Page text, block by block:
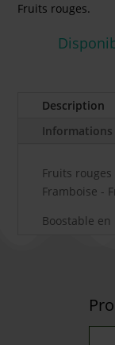
Fruits rouges.
Description
Fruits rouges
Framboise -
Boostable en